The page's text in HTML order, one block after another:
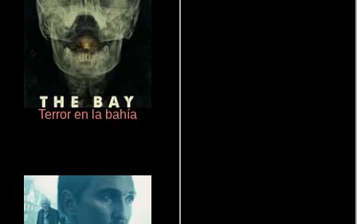
Terror en la bahía